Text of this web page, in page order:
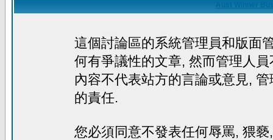
這個討論區的系統管理員和版面
何有爭議性的文章, 然而管理人
內容不代表站方的言論或意見,
的責任.
您必須同意不發表任何辱罵, 猥